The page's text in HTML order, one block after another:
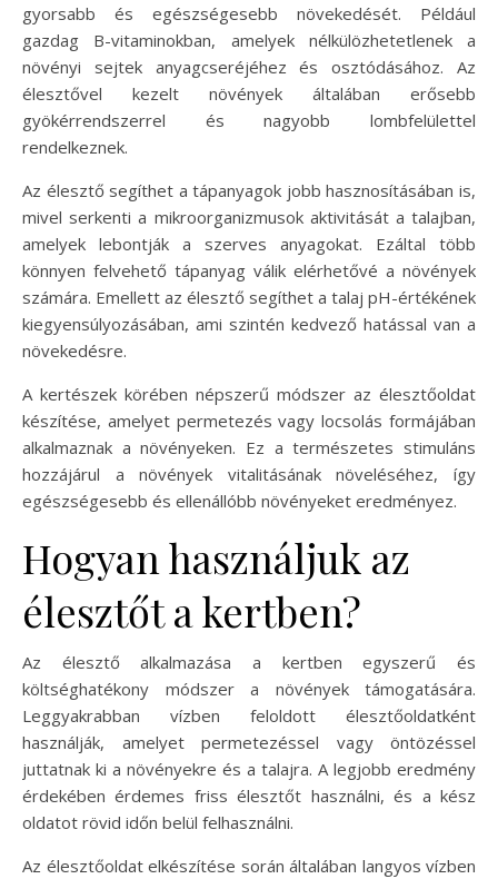
gyorsabb és egészségesebb növekedését. Például
gazdag B-vitaminokban, amelyek nélkülözhetetlenek a
növényi sejtek anyagcseréjéhez és osztódásához. Az
élesztővel kezelt növények általában erősebb
gyökérrendszerrel és nagyobb lombfelülettel
rendelkeznek.
Az élesztő segíthet a tápanyagok jobb hasznosításában is,
mivel serkenti a mikroorganizmusok aktivitását a talajban,
amelyek lebontják a szerves anyagokat. Ezáltal több
könnyen felvehető tápanyag válik elérhetővé a növények
számára. Emellett az élesztő segíthet a talaj pH-értékének
kiegyensúlyozásában, ami szintén kedvező hatással van a
növekedésre.
A kertészek körében népszerű módszer az élesztőoldat
készítése, amelyet permetezés vagy locsolás formájában
alkalmaznak a növényeken. Ez a természetes stimuláns
hozzájárul a növények vitalitásának növeléséhez, így
egészségesebb és ellenállóbb növényeket eredményez.
Hogyan használjuk az
élesztőt a kertben?
Az élesztő alkalmazása a kertben egyszerű és
költséghatékony módszer a növények támogatására.
Leggyakrabban vízben feloldott élesztőoldatként
használják, amelyet permetezéssel vagy öntözéssel
juttatnak ki a növényekre és a talajra. A legjobb eredmény
érdekében érdemes friss élesztőt használni, és a kész
oldatot rövid időn belül felhasználni.
Az élesztőoldat elkészítése során általában langyos vízben